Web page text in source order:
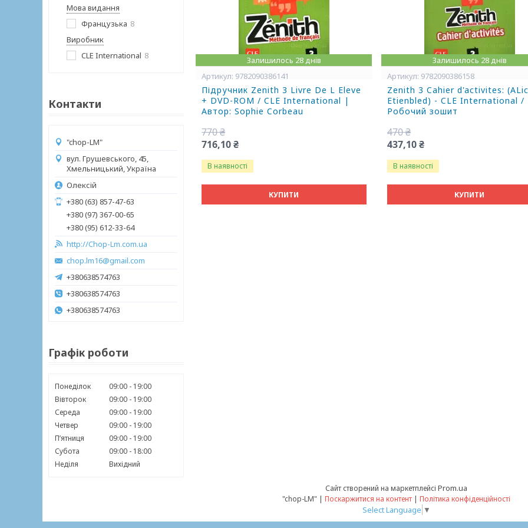
Мова видання
Французька 8
Виробник
CLE International 8
Контакти
"chop-LM"
вул. Грушевського, 45,
Хмельницький, Україна
Олексій
+380 (63) 857-47-63
+380 (97) 367-00-65
+380 (95) 612-33-64
http://Chop-Lm.com.ua
chop.lm16@gmail.com
+380638574763
+380638574763
+380638574763
Графік роботи
Понеділок 09:00
19:00
Вівторок
09:00
19:00
Середа
09:00
19:00
Четвер
09:00
19:00
Пʼятниця
09:00
19:00
Субота
09:00
18:00
Неділя
Вихідний
Залишилось 28 днів
9782090386141
Підручник Zenith 3 Livre De L Eleve
+ DVD-ROM / CLE International |
Автор: Sophie Corbeau
770 ₴
716,10 ₴
В наявності
КУПИТИ
Залишилось 28 днів
9782090386158
Zenith 3 Cahier d'activites:
Etienbled) - CLE International /
Робочий зошит
470 ₴
437,10 ₴
В наявності
КУПИТИ
Сайт створений на маркетплейсі Prom.ua
"chop-LM" | Поскаржитися на контент | Політика конфіденційності
Select Language ▼